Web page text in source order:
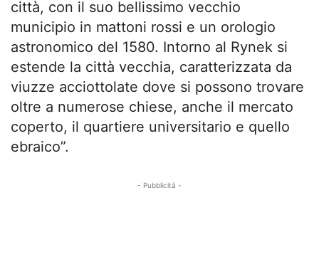
città, con il suo bellissimo vecchio
municipio in mattoni rossi e un orologio
astronomico del 1580. Intorno al Rynek si
estende la città vecchia, caratterizzata da
viuzze acciottolate dove si possono trovare
oltre a numerose chiese, anche il mercato
coperto, il quartiere universitario e quello
ebraico”.
- Pubblicità -